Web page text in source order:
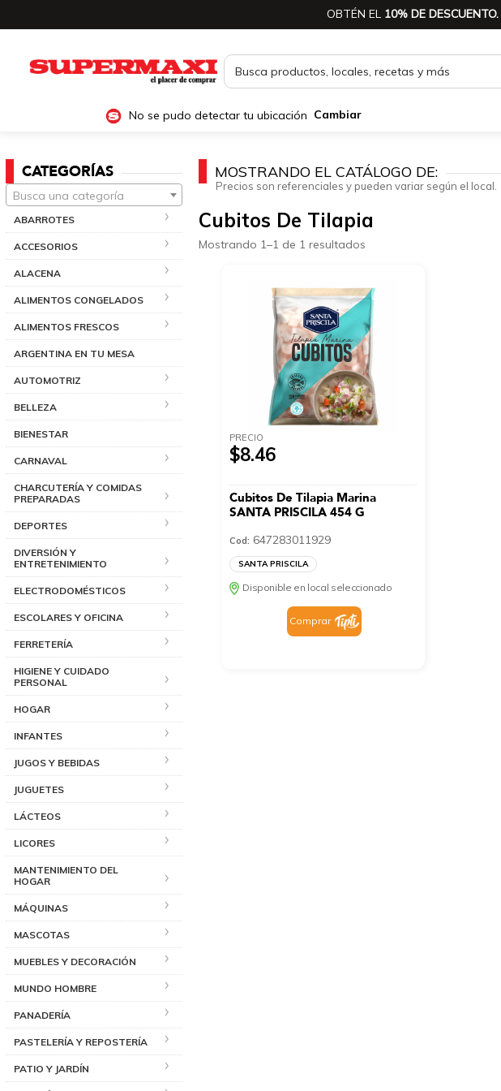
OBTÉN EL 10% DE DESCUENTO.
No se pudo detectar tu ubicación Cambiar
CATEGORÍAS
Busca una categoría
ABARROTES
ACCESORIOS
ALACENA
ALIMENTOS CONGELADOS
ALIMENTOS FRESCOS
ARGENTINA EN TU MESA
AUTOMOTRIZ
BELLEZA
BIENESTAR
CARNAVAL
CHARCUTERÍA Y COMIDAS
PREPARADAS
DEPORTES
DIVERSIÓN Y
ENTRETENIMIENTO
ELECTRODOMÉSTICOS
ESCOLARES Y OFICINA
FERRETERÍA
HIGIENE Y CUIDADO
PERSONAL
HOGAR
INFANTES
JUGOS Y BEBIDAS
JUGUETES
LÁCTEOS
LICORES
MANTENIMIENTO DEL
HOGAR
MÁQUINAS
MASCOTAS
MUEBLES Y DECORACIÓN
MUNDO HOMBRE
PANADERÍA
PASTELERÍA Y REPOSTERÍA
PATIO Y JARDÍN
MOSTRANDO EL CATÁLOGO DE:
Precios son referenciales y pueden variar según el local.
Cubitos De Tilapia
Mostrando 1–1 de 1 resultados
PRECIO
$8.46
Cubitos De Tilapia Marina
SANTA PRISCILA 454 G
Cod: 647283011929
SANTA PRISCILA
Disponible en local seleccionado
Comprar